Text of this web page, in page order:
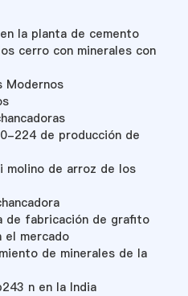
la planta de cemento
cerro con minerales con
Modernos
224 de producción de
molino de arroz de los
de fabricación de grafito
el mercado
de minerales de la
n en la India